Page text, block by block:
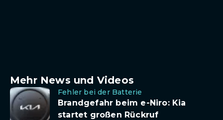
Mehr News und Videos
Fehler bei der Batterie
Brandgefahr beim e-Niro: Kia
startet großen Rückruf